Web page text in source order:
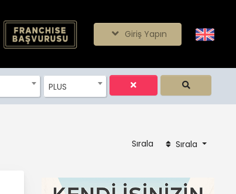
Giriş Yapın
PLUS
Sırala Sırala